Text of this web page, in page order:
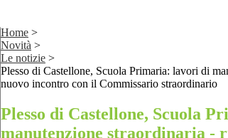
Home >
Novità >
Le notizie >
Plesso di Castellone, Scuola Primaria: lavori di
nuovo incontro con il Commissario straordinario
Plesso di Castellone, Scuola
manutenzione straordinaria -